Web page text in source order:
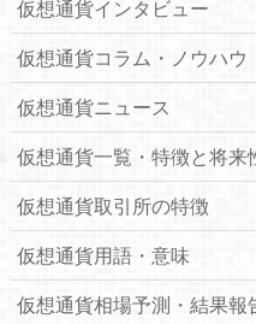
仮想通貨インタビュー
仮想通貨コラム・ノウハウ
仮想通貨ニュース
仮想通貨一覧・特徴と将来
仮想通貨取引所の特徴
仮想通貨用語・意味
仮想通貨相場予測・結果報